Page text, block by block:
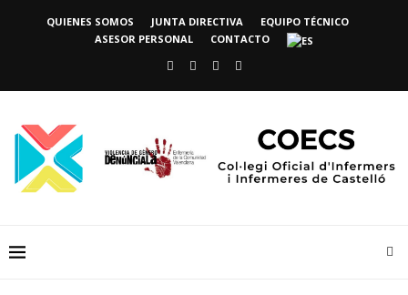
QUIENES SOMOS JUNTA DIRECTIVA
EQUIPO TÉCNICO
ASESOR PERSONAL
CONTACTO